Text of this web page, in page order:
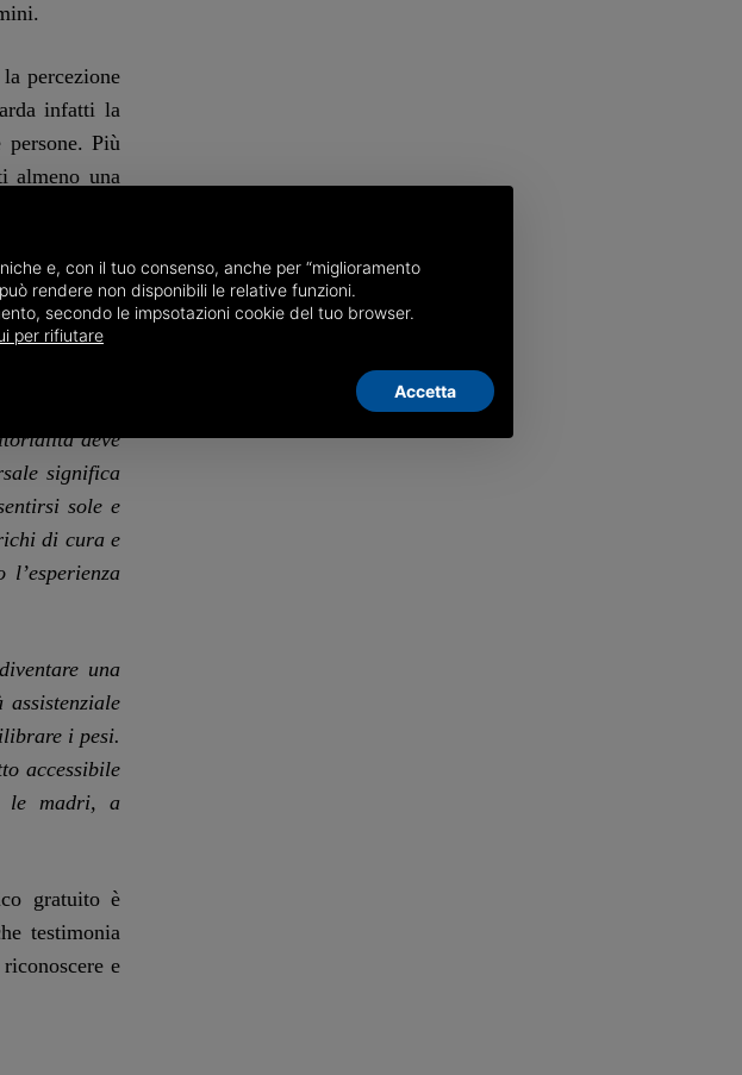
percezione
infatti la
Più
almeno una
pediatri,
donne e
deve
significa
sole e
di cura e
una
i pesi.
accessibile
le madri, a
gratuito è
testimonia
e
e, con il tuo consenso, anche per “miglioramento
rendere non disponibili le relative funzioni.
secondo le impsotazioni cookie del tuo browser.
per rifiutare
Accetta